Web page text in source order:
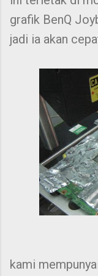
grafik BenQ
jadi ia akan
kami